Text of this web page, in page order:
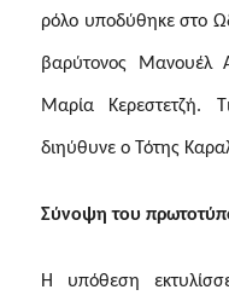
ρόλο υποδύθηκε στο
βαρύτονος Μανουέλ
Μαρία Κερεστετζή.
διηύθυνε ο Τότης
Σύνοψη του
Η υπόθεση